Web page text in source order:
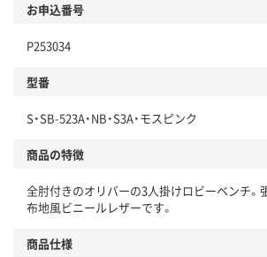
お申込番号
P253034
型番
S・SB-523A・NB・S3A・モスピンク
商品の特徴
全肘付きのオリバーの3人掛けロビーベンチ。
布地風ビニールレザーです。
商品仕様